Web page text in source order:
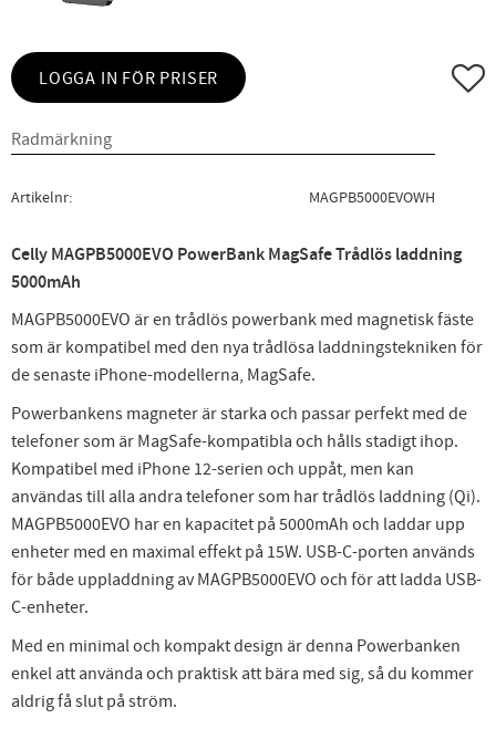
LOGGA IN FÖR PRISER Lägg
Artikelnr MAGPB5000EVOWH
Celly MAGPB5000EVO PowerBank MagSafe Trådlös laddning
5000mAh
MAGPB5000EVO är en trådlös powerbank med magnetisk fäste
som är kompatibel med den nya trådlösa laddningstekniken för
de senaste iPhone-modellerna, MagSafe.
Powerbankens magneter är starka och passar perfekt med de
telefoner som är MagSafe-kompatibla och hålls stadigt ihop.
Kompatibel med iPhone 12-serien och uppåt, men kan
användas till alla andra telefoner som har trådlös laddning (Qi).
MAGPB5000EVO har en kapacitet på 5000mAh och laddar upp
enheter med en maximal effekt på 15W. USB-C-porten används
för både uppladdning av MAGPB5000EVO och för att ladda USB-
C-enheter.
Med en minimal och kompakt design är denna Powerbanken
enkel att använda och praktisk att bära med sig, så du kommer
aldrig få slut på ström.